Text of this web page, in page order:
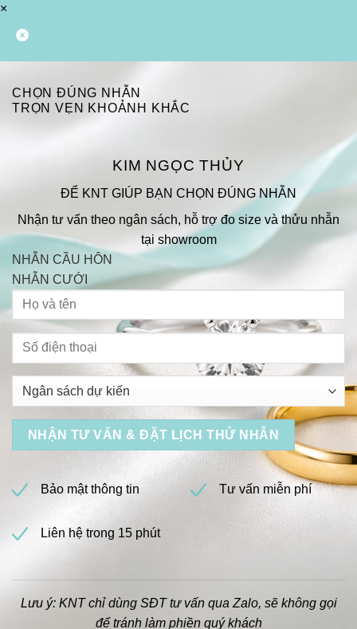
×
CHỌN ĐÚNG NHẪN
TRỌN VẸN KHOẢNH KHẮC
KIM NGỌC THỦY
ĐỂ KNT GIÚP BẠN CHỌN ĐÚNG NHẪN
Nhận tư vấn theo ngân sách, hỗ trợ đo size và thửu nhẫn
tại showroom
NHẪN CẦU HÔN
NHẪN CƯỚI
Bảo mật thông tin Tư vấn miễn phí
Liên hệ trong 15 phút
Lưu ý: KNT chỉ dùng SĐT tư vấn qua Zalo, sẽ không gọi
để tránh làm phiền quý khách